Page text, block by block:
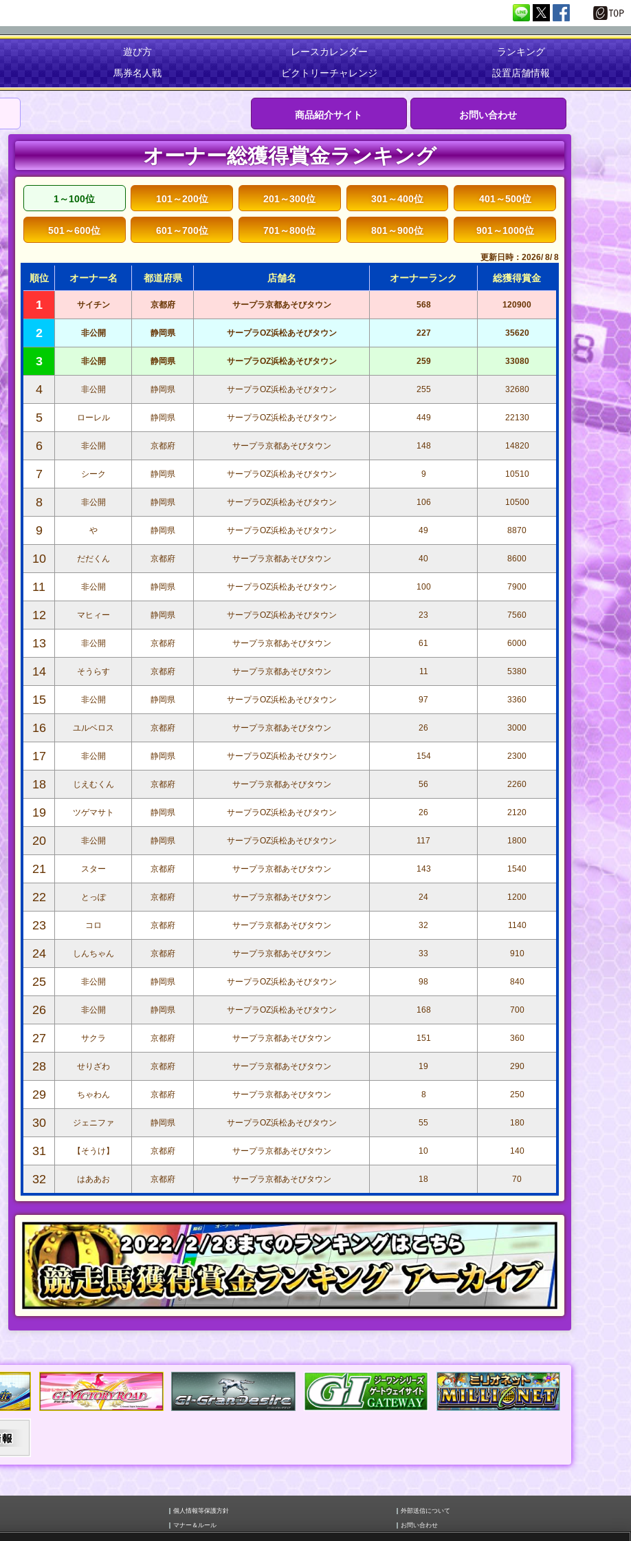
遊び方 レースカレンダー
ランキング
馬券名人戦 ビクトリーチャレンジ 設置店舗情報
商品紹介サイト お問い合わせ
オーナー総獲得賞金ランキング
1～100位 101～200位 201～300位 301～400位 401～500位
501～600位 601～700位 701～800位 801～900位 901～1000位
更新日時：2026/ 8/ 8
順位 オーナー名 都道府県 店舗名 オーナーランク 総獲得賞金
1 サイチン 京都府 サープラ京都あそびタウン 568 120900
2 非公開 静岡県 サープラOZ浜松あそびタウン 227 35620
3 非公開 静岡県 サープラOZ浜松あそびタウン 259 33080
4 非公開 静岡県 サープラOZ浜松あそびタウン 255 32680
5 ローレル 静岡県 サープラOZ浜松あそびタウン 449 22130
6 非公開 京都府 サープラ京都あそびタウン 148 14820
7 シーク 静岡県 サープラOZ浜松あそびタウン 9 10510
8 非公開 静岡県 サープラOZ浜松あそびタウン 106 10500
9 や 静岡県 サープラOZ浜松あそびタウン 49 8870
10 だだくん 京都府 サープラ京都あそびタウン 40 8600
11 非公開 静岡県 サープラOZ浜松あそびタウン 100 7900
12 マヒィー 静岡県 サープラOZ浜松あそびタウン 23 7560
13 非公開 京都府 サープラ京都あそびタウン 61 6000
14 そうらす 京都府 サープラ京都あそびタウン 11 5380
15 非公開 静岡県 サープラOZ浜松あそびタウン 97 3360
16 ユルベロス 京都府 サープラ京都あそびタウン 26 3000
17 非公開 静岡県 サープラOZ浜松あそびタウン 154 2300
18 じえむくん 京都府 サープラ京都あそびタウン 56 2260
19 ツゲマサト 静岡県 サープラOZ浜松あそびタウン 26 2120
20 非公開 静岡県 サープラOZ浜松あそびタウン 117 1800
21 スター 京都府 サープラ京都あそびタウン 143 1540
22 とっぽ 京都府 サープラ京都あそびタウン 24 1200
23 コロ 京都府 サープラ京都あそびタウン 32 1140
24 しんちゃん 京都府 サープラ京都あそびタウン 33 910
25 非公開 静岡県 サープラOZ浜松あそびタウン 98 840
26 非公開 静岡県 サープラOZ浜松あそびタウン 168 700
27 サクラ 京都府 サープラ京都あそびタウン 151 360
28 せりざわ 京都府 サープラ京都あそびタウン 19 290
29 ちゃわん 京都府 サープラ京都あそびタウン 8 250
30 ジェニファ 静岡県 サープラOZ浜松あそびタウン 55 180
31 【そうけ】 京都府 サープラ京都あそびタウン 10 140
32 はああお 京都府 サープラ京都あそびタウン 18 70
個人情報等保護方針 外部送信について
マナー＆ルール お問い合わせ